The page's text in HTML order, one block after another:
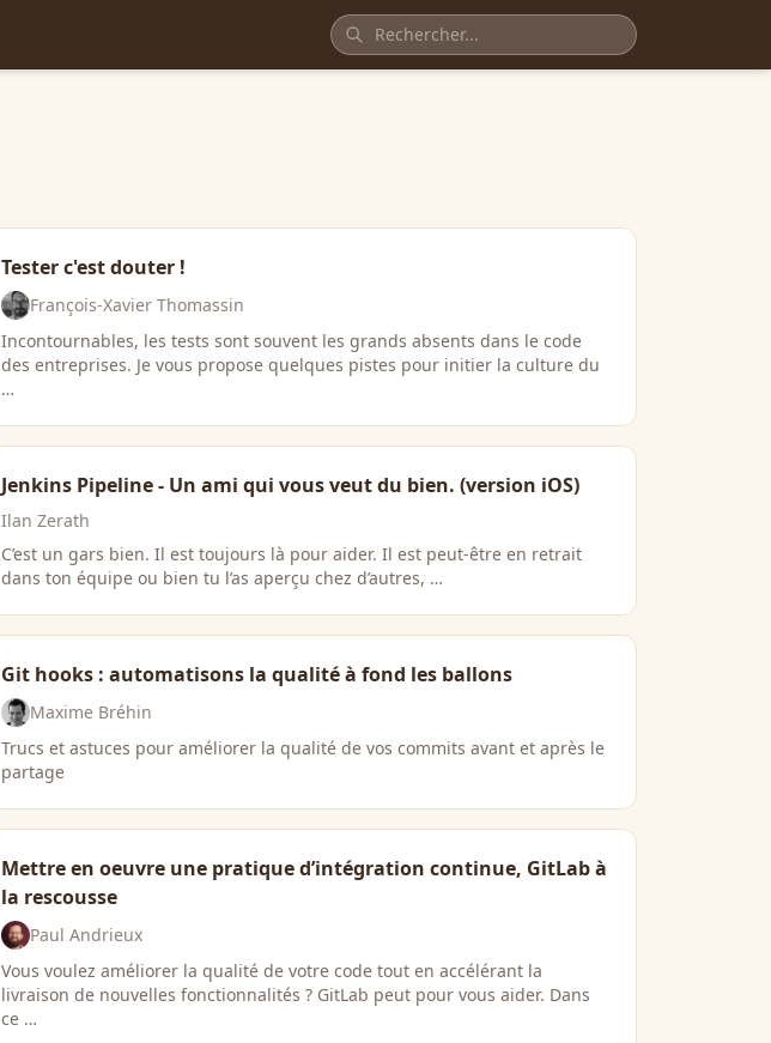
Tester c'est douter !
François-Xavier Thomassin
Incontournables, les tests sont souvent les grands absents dans le code
des entreprises. Je vous propose quelques pistes pour initier la culture du
…
Jenkins Pipeline - Un ami qui vous veut du bien. (version iOS)
Ilan Zerath
C’est un gars bien. Il est toujours là pour aider. Il est peut-être en retrait
dans ton équipe ou bien tu l’as aperçu chez d’autres, …
Git hooks : automatisons la qualité à fond les ballons
Maxime Bréhin
Trucs et astuces pour améliorer la qualité de vos commits avant et après le
partage
Mettre en oeuvre une pratique d’intégration continue, GitLab à
la rescousse
Paul Andrieux
Vous voulez améliorer la qualité de votre code tout en accélérant la
livraison de nouvelles fonctionnalités ? GitLab peut pour vous aider. Dans
ce …